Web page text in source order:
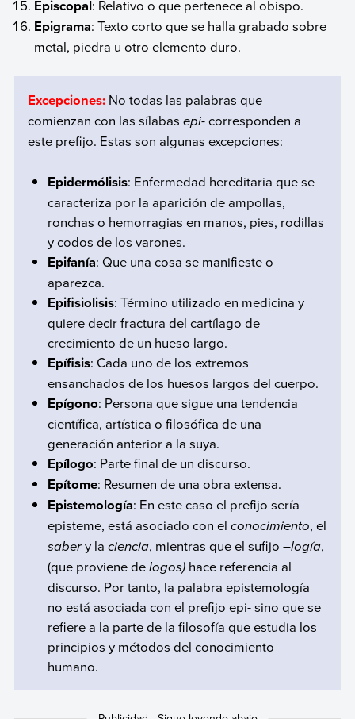
Episcopal: Relativo o que pertenece al obispo.
Epigrama: Texto corto que se halla grabado sobre
metal, piedra u otro elemento duro.
Excepciones:No todas las palabras que
comienzan con las sílabas epi-corresponden a
este prefijo. Estas son algunas excepciones:
Epidermólisis: Enfermedad hereditaria que se
caracteriza por la aparición de ampollas,
ronchas o hemorragias en manos, pies, rodillas
y codos de los varones.
Epifanía: Que una cosa se manifieste o
aparezca.
Epifisiolisis: Término utilizado en medicina y
quiere decir fractura del cartílago de
crecimiento de un hueso largo.
Epífisis: Cada uno de los extremos
ensanchados de los huesos largos del cuerpo.
Epígono: Persona que sigue una tendencia
científica, artística o filosófica de una
generación anterior a la suya.
Epílogo: Parte final de un discurso.
Epítome: Resumen de una obra extensa.
Epistemología: En este caso el prefijo sería
episteme, está asociado con elconocimiento, el
sabery laciencia, mientras que el sufijo –logía,
(que proviene delogos) hace referencia al
discurso. Por tanto, la palabra epistemología
no está asociada con el prefijo epi- sino que se
refiere a la parte de la filosofía que estudia los
principios y métodos del conocimiento
humano.